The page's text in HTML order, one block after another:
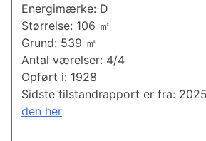
Energimærke: D
Størrelse: 106 ㎡
Grund: 539 ㎡
Antal værelser: 4/4
Opført i: 1928
Sidste tilstandrapport er fra:
den her